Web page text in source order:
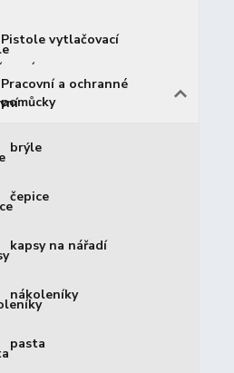
Pistole vytlačovací
Pracovní a ochranné
pomůcky
brýle
čepice
kapsy na nářadí
nákoleníky
pasta